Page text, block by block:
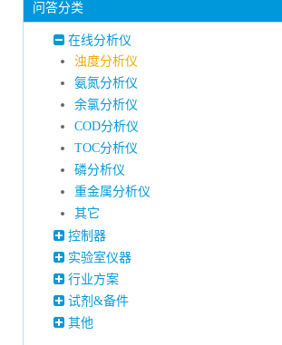
问答分类
在线分析仪
浊度分析仪
氨氮分析仪
余氯分析仪
COD分析仪
TOC分析仪
磷分析仪
重金属分析仪
其它
控制器
实验室仪器
行业方案
试剂&备件
其他